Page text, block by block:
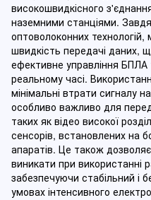
високошвидкісного
наземними станціями.
оптоволоконних
швидкість передачі даних,
ефективне управління БПЛА
реальному часі.
мінімальні втрати сигналу
особливо важливо для
таких як відео високої
сенсорів, встановлених на
апаратів. Це також
виникати при використанні
забезпечуючи стабільний і
умовах інтенсивного